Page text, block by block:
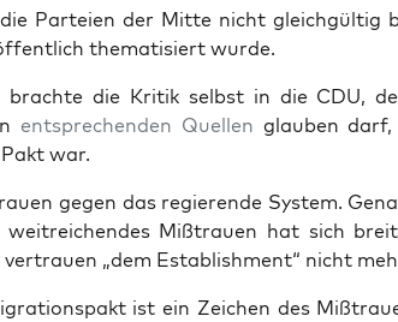
Par­tei­en der Mit­te nicht gleich­gül­tig
the­ma­ti­siert wurde.
brach­te die Kri­tik selbst in die CDU,
ent­spre­chen­den Quel­len glau­ben darf,
war.
gegen das regie­ren­de Sys­tem.
Miß­trau­en hat sich
„dem Estab­lish­ment“ nicht
ist ein Zei­chen des